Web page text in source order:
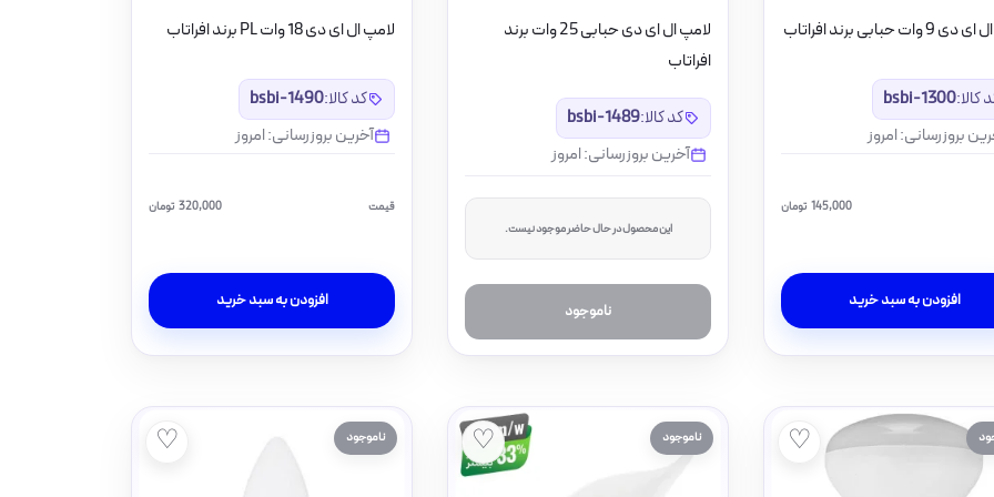
حبابی برند افراتاب
کالا:bsbi-1300
بروزرسانی: امروز
تومان
افزودن به سبد خرید
لامپ ال ای دی حبابی 25 وات برند
افراتاب
کد کالا:bsbi-1489
آخرین بروزرسانی: امروز
این محصول در حال حاضر موجود نیست.
ناموجود
لامپ ال ای دی 18 وات PL برند افراتاب
کد کالا:bsbi-1490
آخرین بروزرسانی: امروز
قیمت تومان
افزودن به سبد خرید
♡ ناموجود ♡ ناموجود ♡